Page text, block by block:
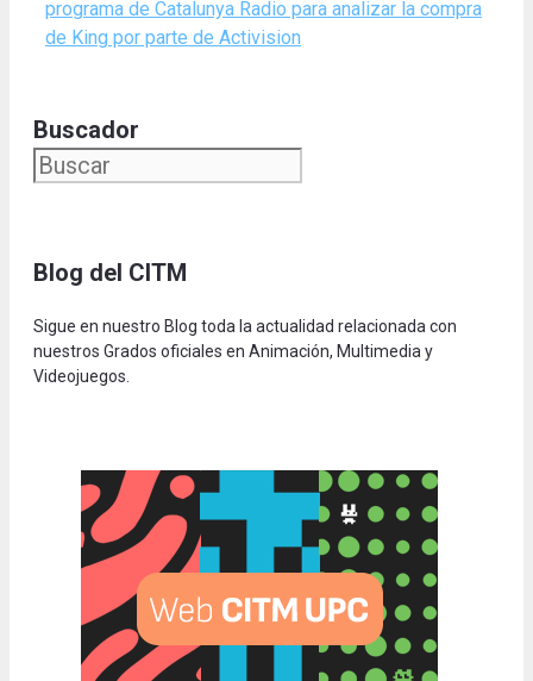
programa de Catalunya Radio para analizar la compra
de King por parte de Activision
Buscador
Blog del CITM
Sigue en nuestro Blog toda la actualidad relacionada con
nuestros Grados oficiales en Animación, Multimedia y
Videojuegos.